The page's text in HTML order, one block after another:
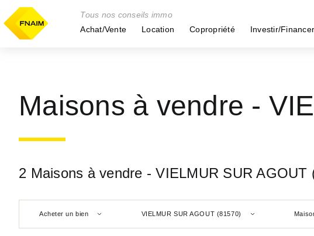
Tous nos conseils immo
Achat/Vente
Location Copropriété Investir/Financer
Maisons à vendre -
2 Maisons à vendre - VIELMUR SUR AGOUT
Acheter un bien VIELMUR SUR AGOUT (81570)